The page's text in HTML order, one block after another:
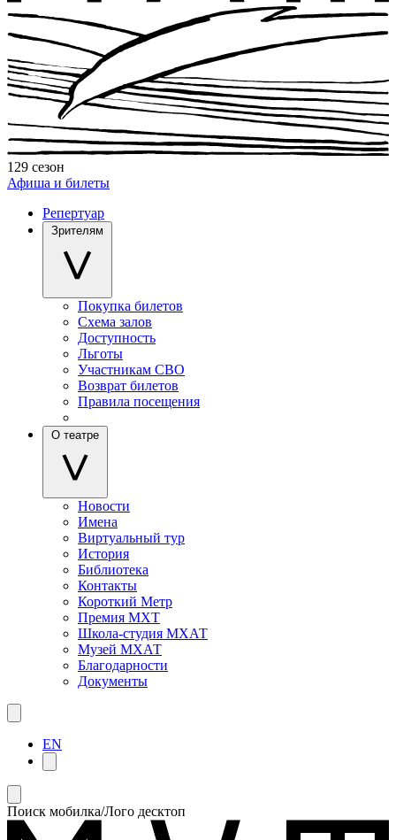
129 сезон
Афиша и билеты
Репертуар
Зрителям
Покупка билетов
Схема залов
Доступность
Льготы
Участникам СВО
Возврат билетов
Правила посещения
О театре
Новости
Имена
Виртуальный тур
История
Библиотека
Контакты
Короткий Метр
Премия МХТ
Школа-студия МХАТ
Музей МХАТ
Благодарности
Документы
EN
Поиск мобилка/Лого десктоп